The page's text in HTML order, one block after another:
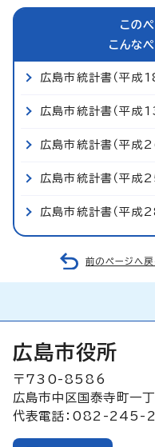
この
こんな
広島市統計書（平成
広島市統計書（平成
広島市統計書（平成
広島市統計書（平成
広島市統計書（平成
前のページへ戻
広島市役所
〒730-8586
広島市中区国泰寺町一
代表電話：082-245-